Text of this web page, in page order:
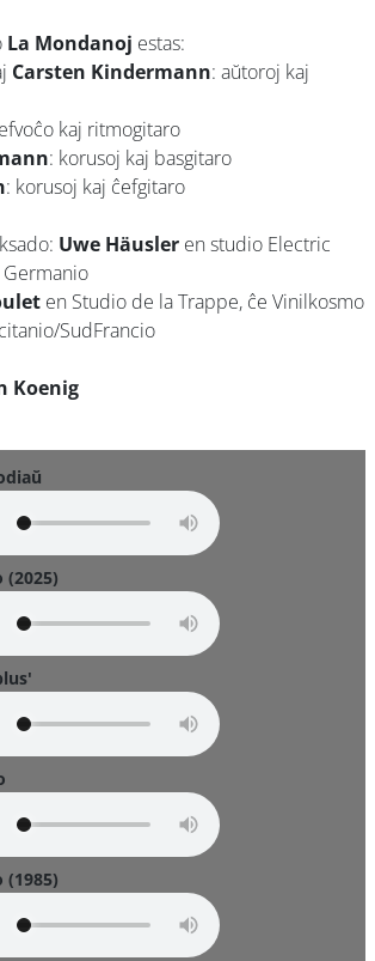
La Mondanoj estas:
Carsten Kindermann: aŭtoroj kaj
kaj ritmogitaro
: korusoj kaj basgitaro
: korusoj kaj ĉefgitaro
Uwe Häusler en studio Electric
en Studio de la Trappe, ĉe Vinilkosmo
SudFrancio
Koenig